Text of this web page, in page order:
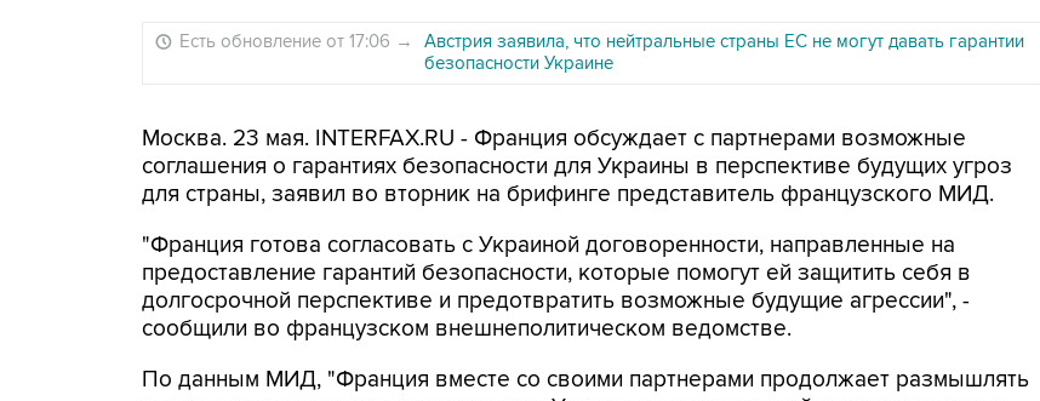
Есть обновление от 17:06 →
Австрия заявила, что нейтральные страны ЕС не могут давать гарантии
безопасности Украине
Москва. 23 мая. INTERFAX.RU - Франция обсуждает с партнерами возможные
соглашения о гарантиях безопасности для Украины в перспективе будущих угроз
для страны, заявил во вторник на брифинге представитель французского МИД.
"Франция готова согласовать с Украиной договоренности, направленные на
предоставление гарантий безопасности, которые помогут ей защитить себя в
долгосрочной перспективе и предотвратить возможные будущие агрессии", -
сообщили во французском внешнеполитическом ведомстве.
По данным МИД, "Франция вместе со своими партнерами продолжает размышлять